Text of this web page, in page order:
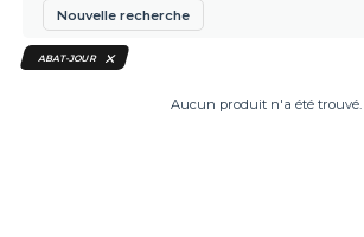
Nouvelle recherche
ABAT-JOUR
Aucun produit n'a été trouvé.